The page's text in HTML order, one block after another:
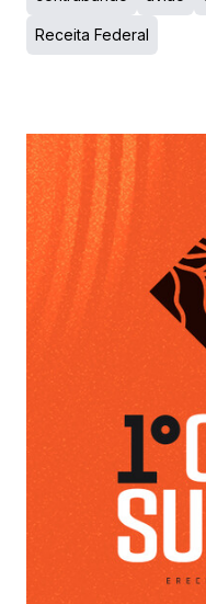
Receita Federal